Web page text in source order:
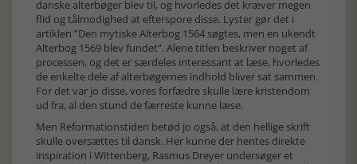
danske alterbøger blev til, og hvorledes det kræver megen
flid og tålmodighed at efterspore disse. Lyster gør det i
artiklen ”Den mytiske Alterbog 1564 søgtes, men en ukendt
Alterbog 1569 blev fundet”. Alene titlen beskriver noget af
processen, og det er særdeles interessant at læse, hvorledes
de enkelte dele af alterbøgernes indhold bliver sat sammen.
For det var jo disse, vores forfædre skulle lære kristendom
ud fra, al den stund de færreste kunne læse.
Men Reformationstiden betød jo også, at den hellige skrift
skulle oversættes til dansk. Her kunne der hentes direkte
inspiration i Wittenberg, Rasmus Dreyer undersøger et